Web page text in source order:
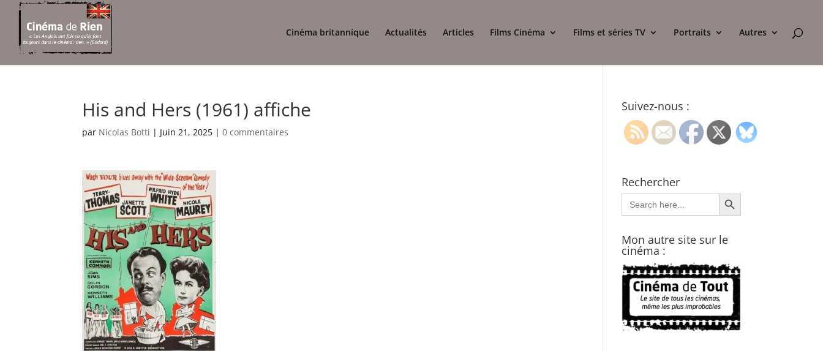
Cinéma britannique Actualités Articles Films Cinéma Films et séries TV Portraits Autres
His and Hers (1961) affiche
par Nicolas Botti | Juin 21, 2025 |0 commentaires
Suivez-nous :
Rechercher
Search
for:
Search Button
Mon autre site sur le
cinéma :